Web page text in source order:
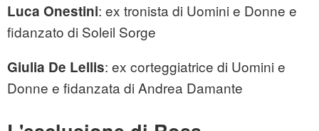
Luca Onestini: ex tronista di Uomini e Donne e
fidanzato di Soleil Sorge
Giulia De Lellis: ex corteggiatrice di Uomini e
Donne e fidanzata di Andrea Damante